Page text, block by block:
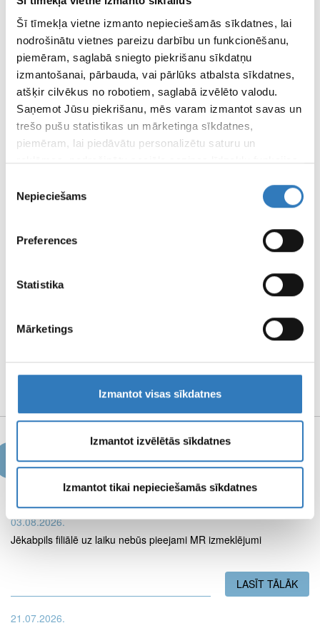
Šī tīmekļa vietne izmanto nepieciešamās sīkdatnes, lai
nodrošinātu vietnes pareizu darbību un funkcionēšanu,
piemēram, saglabā sniegto piekrišanu sīkdatņu
izmantošanai, pārbauda, vai pārlūks atbalsta sīkdatnes,
atšķir cilvēkus no robotiem, saglabā izvēlēto valodu.
Saņemot Jūsu piekrišanu, mēs varam izmantot savas un
trešo pušu statistikas un mārketinga sīkdatnes,
piemēram, lai piedāvātu personalizētu saturu un
reklāmas, nodrošinātu sociālo saziņas līdzekļu funkcijas,
Informāciju par to, kā Jūs izmantojat mūsu vietni, mēs
varam kopīgot ar saviem sociālās saziņas līdzekļu,
apvienot ar citu informāciju, ko viņiem sniedzat vai ko
izvēle
Nepieciešams
Preferences
Statistika
Mārketings
Izmantot visas sīkdatnes
Izmantot izvēlētās sīkdatnes
Izmantot tikai nepieciešamās sīkdatnes
Eur
SPECIĀLISTI
SIA “Vizuālā diagnostika” speciālisti
APDROŠINĀTĀJI
Apskati apdrošinātājus šeit
ATTĀLINĀTĀS DIAGNOSTIKAS CENTRS
LIETOŠANAS
REKVIZĪTI UN
MEDIJU MATERIĀLI
Jaunumi
03.08.2026.
Jēkabpils filiālē uz laiku nebūs pieejami MR izmeklējumi
LASĪT TĀLĀK
21.07.2026.